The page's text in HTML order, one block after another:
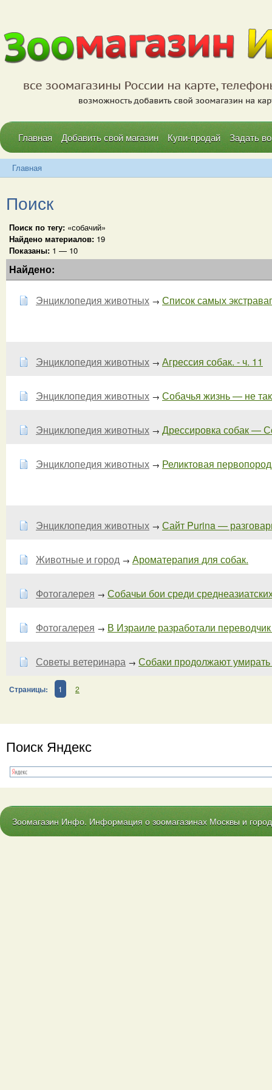
Главная Добавить свой магазин Купи-продай Задать
Главная
Поиск
Поиск по тегу: «собачий»
Найдено материалов: 19
Показаны: 1 — 10
Найдено:
Энциклопедия животных → Список самых
Энциклопедия животных → Агрессия собак. - ч. 11
Энциклопедия животных → Собачья жизнь — не
Энциклопедия животных → Дрессировка собак —
Энциклопедия животных → Реликтовая
Энциклопедия животных → Сайт Purina —
Животные и город → Ароматерапия для собак.
Фотогалерея → Собачьи бои среди
Фотогалерея → В Израиле разработали
Советы ветеринара → Собаки продолжают
Страницы: 1 2
Поиск Яндекс
Зоомагазин Инфо. Информация о зоомагазинах Москвы и